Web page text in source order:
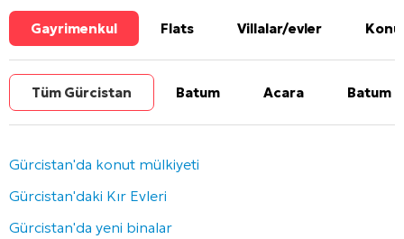
Gayrimenkul Flats Villalar/evler
Tüm Gürcistan Batum Acara Batum
Gürcistan'da konut mülkiyeti
Gürcistan'daki Kır Evleri
Gürcistan'da yeni binalar